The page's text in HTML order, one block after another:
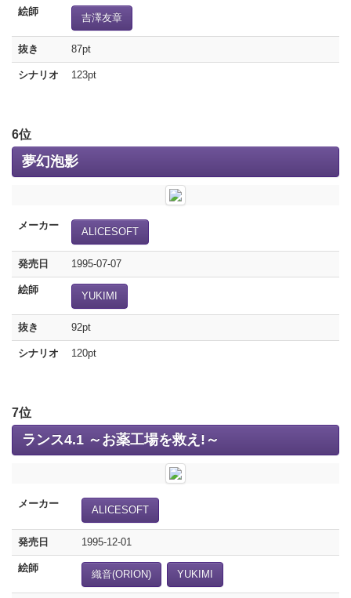
絵師
吉澤友章
抜き 87pt
シナリオ 123pt
6位
夢幻泡影
メーカー
ALICESOFT
発売日 1995-07-07
絵師
YUKIMI
抜き 92pt
シナリオ 120pt
7位
ランス4.1 ～お薬工場を救え!～
メーカー
ALICESOFT
発売日 1995-12-01
絵師
織音(ORION) YUKIMI